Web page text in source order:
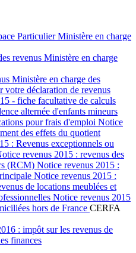
Particulier Ministère en charge
revenus Ministère en charge
Ministère en charge des
déclaration de revenus
- fiche facultative de calculs
alternée d'enfants mineurs
pour frais d'emploi Notice
des effets du quotient
: Revenus exceptionnels ou
revenus 2015 : revenus des
(RCM) Notice revenus 2015 :
Notice revenus 2015 :
de locations meublées et
Notice revenus 2015
hors de France CERFA
: impôt sur les revenus de
finances